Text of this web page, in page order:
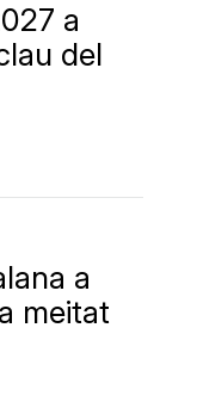
a
del
a
meitat